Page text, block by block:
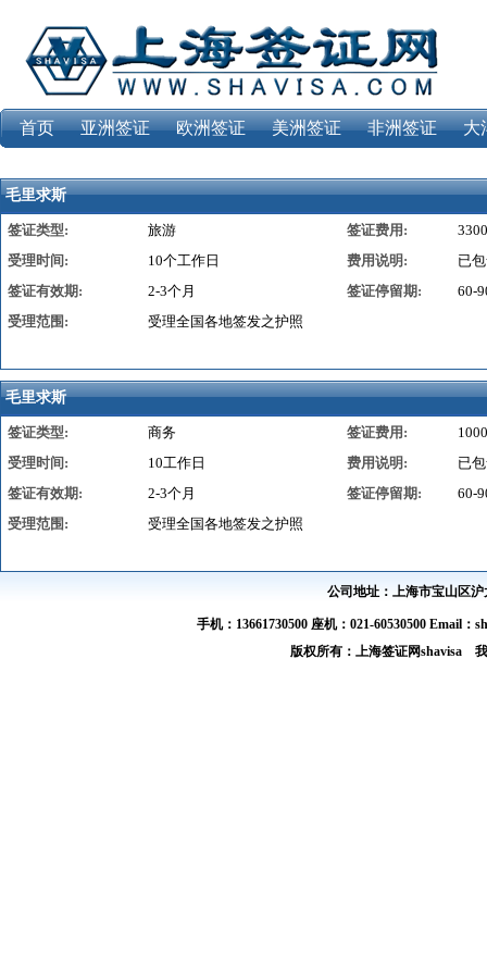
首页 亚洲签证 欧洲签证 美洲签证 非洲签证 大
毛里求斯
签证类型: 旅游 签证费用:
3300
受理时间:
10个工作日 费用说明:
已
签证有效期:
2-3个月 签证停留期:
60-
受理范围:
受理全国各地签发之护照
毛里求斯
签证类型: 商务 签证费用:
1000
受理时间:
10工作日 费用说明:
已
签证有效期:
2-3个月 签证停留期:
60-
受理范围:
受理全国各地签发之护照
公司地址：上海市宝山区沪
手机：13661730500 座机：021-60530500 Email
版权所有：上海签证网shavisa